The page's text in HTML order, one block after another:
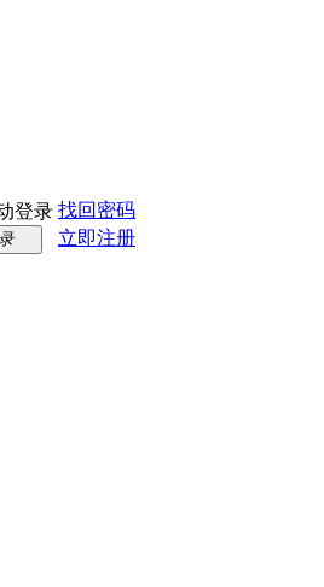
登录 找回密码
立即注册